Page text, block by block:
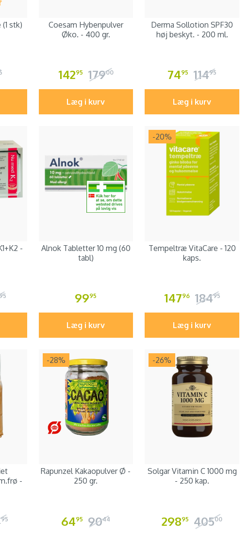
stk)
Coesam Hybenpulver
Øko. - 400 gr.
14295 17900
Læg i kurv
Derma Sollotion SPF30
høj beskyt. - 200 ml.
7495 11495
Læg i kurv
-
Alnok Tabletter 10 mg (60
tabl)
9995
Læg i kurv
-20%
Tempeltræ VitaCare - 120
kaps.
14796 18495
Læg i kurv
-
95
-28%
Rapunzel Kakaopulver Ø -
250 gr.
6495 9044
-26%
Solgar Vitamin C 1000 mg
- 250 kap.
29895 40500